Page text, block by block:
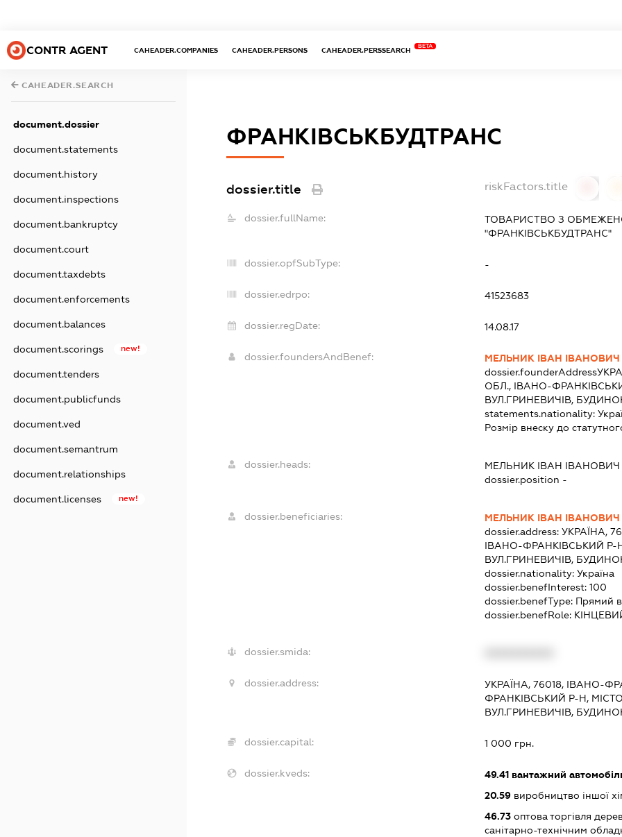
CONTR AGENT CAHEADER.COMPANIES CAHEADER.PERSONS CAHEADER.PERSSEARCH
BETA
CAHEADER.SEARCH
document.dossier
document.statements
document.history
document.inspections
document.bankruptcy
document.court
document.taxdebts
document.enforcements
document.balances
document.scorings new!
document.tenders
document.publicfunds
document.ved
document.semantrum
document.relationships
document.licenses new!
ФРАНКІВСЬКБУДТРАНС
dossier.title riskFactors.title
dossier.fullName:
ТОВАРИСТВО З
"ФРАНКІВСЬКБУДТРАНС"
dossier.opfSubType: -
dossier.edrpo: 41523683
dossier.regDate: 14.08.17
dossier.foundersAndBenef:
МЕЛЬНИК ІВАН ІВАНОВИЧ
dossier.founderAddress
ОБЛ., ІВАНО-
ВУЛ.ГРИНЕВИЧІВ,
statements.nationality:
Розмір внеску до
dossier.heads: МЕЛЬНИК ІВАН ІВАНОВИЧ
dossier.position -
dossier.beneficiaries:
МЕЛЬНИК ІВАН ІВАНОВИЧ
dossier.address: УКРАЇНА,
ІВАНО-ФРАНКІВСЬКИЙ Р-
ВУЛ.ГРИНЕВИЧІВ,
dossier.nationality: Україна
dossier.benefInterest: 100
dossier.benefType: Прямий
dossier.benefRole:
dossier.smida:
dossier.address:
УКРАЇНА, 76018, ІВАНО-
ФРАНКІВСЬКИЙ Р-Н,
ВУЛ.ГРИНЕВИЧІВ,
dossier.capital: 1 000 грн.
dossier.kveds: 49.41вантажний
20.59виробництво іншої
46.73оптова торгівля
санітарно-технічним